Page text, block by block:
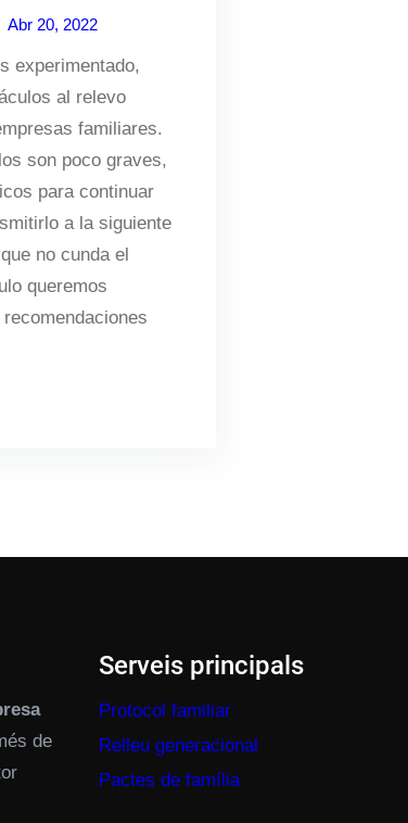
Abr 20, 2022
experimentado,
al relevo
familiares.
son poco graves,
para continuar
a la siguiente
no cunda el
queremos
de
Serveis principals
Protocol familiar
Relleu generacional
Pactes de família